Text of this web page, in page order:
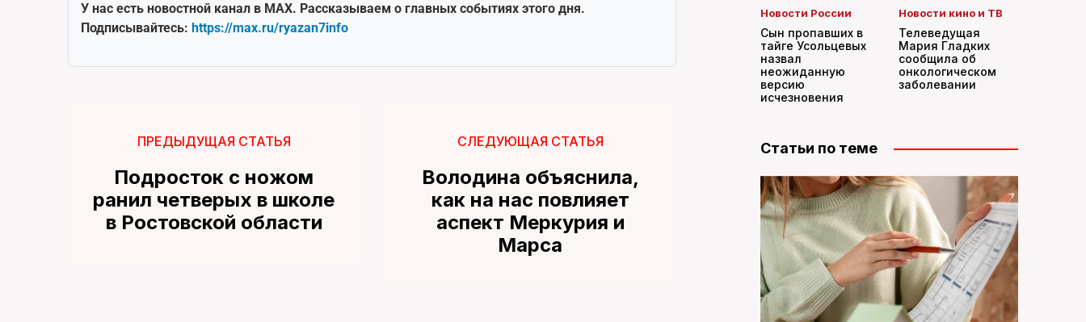
У нас есть новостной канал в MAX. Рассказываем о главных событиях этого дня.
Подписывайтесь: https://max.ru/ryazan7info
ПРЕДЫДУЩАЯ СТАТЬЯ
Подросток с ножом
ранил четверых в школе
в Ростовской области
СЛЕДУЮЩАЯ СТАТЬЯ
Володина объяснила,
как на нас повлияет
аспект Меркурия и
Марса
Новости России
Сын пропавших в
тайге Усольцевых
назвал
неожиданную
версию
исчезновения
Новости кино и ТВ
Телеведущая
Мария Гладких
сообщила об
онкологическом
заболевании
Статьи по теме